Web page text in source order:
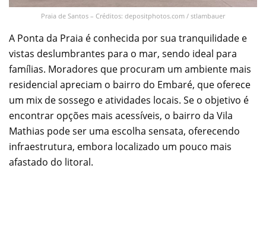
Praia de Santos – Créditos: depositphotos.com / stlambauer
A Ponta da Praia é conhecida por sua tranquilidade e
vistas deslumbrantes para o mar, sendo ideal para
famílias. Moradores que procuram um ambiente mais
residencial apreciam o bairro do Embaré, que oferece
um mix de sossego e atividades locais. Se o objetivo é
encontrar opções mais acessíveis, o bairro da Vila
Mathias pode ser uma escolha sensata, oferecendo
infraestrutura, embora localizado um pouco mais
afastado do litoral.